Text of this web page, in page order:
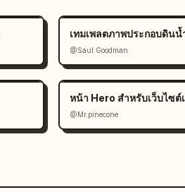
เทมเพลตภาพประกอบดิน
@Saul Goodman
หน้า Hero สำหรับเว็บไซต์
@Mr.pinecone